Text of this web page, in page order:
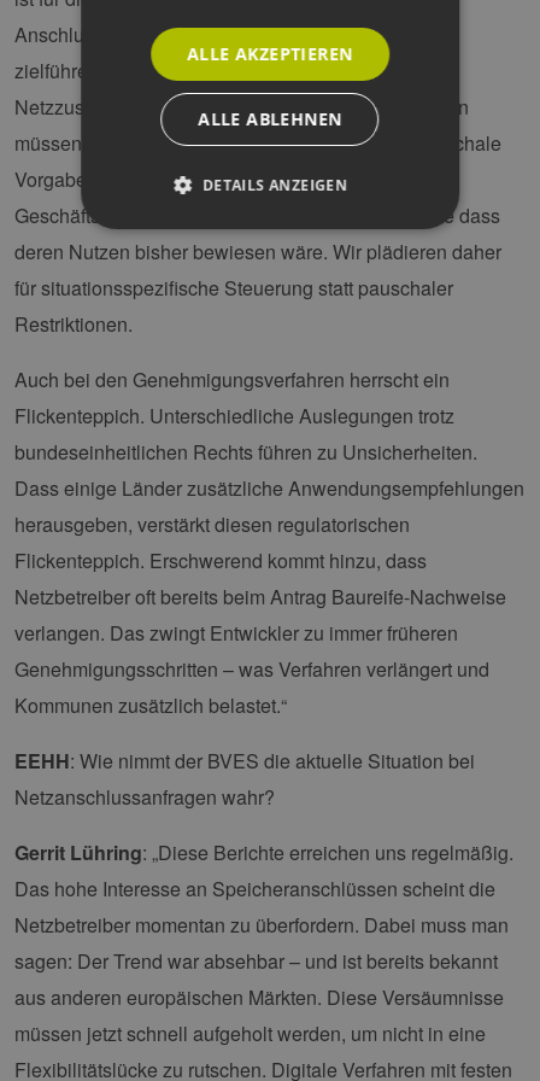
Anschlussgröße. Dynamische Signale wären hier
zielführender: Wer sich verpflichtet, flexibel auf
Netzzustände zu reagieren, sollte keinen BKZ zahlen
müssen. Gleiches gilt für Rampenregelungen: Pauschale
Vorgaben zur Lade- und Entladeleistung können
Geschäftsmodelle erheblich beeinträchtigen – ohne dass
deren Nutzen bisher bewiesen wäre. Wir plädieren daher
für situationsspezifische Steuerung statt pauschaler
Restriktionen.
Auch bei den Genehmigungsverfahren herrscht ein
Flickenteppich. Unterschiedliche Auslegungen trotz
bundeseinheitlichen Rechts führen zu Unsicherheiten.
Dass einige Länder zusätzliche Anwendungsempfehlungen
herausgeben, verstärkt diesen regulatorischen
Flickenteppich. Erschwerend kommt hinzu, dass
Netzbetreiber oft bereits beim Antrag Baureife-Nachweise
verlangen. Das zwingt Entwickler zu immer früheren
Genehmigungsschritten – was Verfahren verlängert und
Kommunen zusätzlich belastet.“
EEHH: Wie nimmt der BVES die aktuelle Situation bei
Netzanschlussanfragen wahr?
Gerrit Lühring: „Diese Berichte erreichen uns regelmäßig.
Das hohe Interesse an Speicheranschlüssen scheint die
Netzbetreiber momentan zu überfordern. Dabei muss man
sagen: Der Trend war absehbar – und ist bereits bekannt
aus anderen europäischen Märkten. Diese Versäumnisse
müssen jetzt schnell aufgeholt werden, um nicht in eine
Flexibilitätslücke zu rutschen. Digitale Verfahren mit festen
ALLE AKZEPTIEREN
ALLE ABLEHNEN
DETAILS ANZEIGEN
Unbedingt erforderlich
wesentliche Kernfunktionen der Website wie die
Benutzeranmeldung und die Kontoverwaltung.
Ohne die unbedingt erforderlichen Cookies
kann die Website nicht ordnungsgemäß
verwendet werden.
Name
Provider /
Ablaufdatum
www.erneuerbare-
hamburg.de
csrf_https-
contao_csrf_token
www.erneuerbare-
energien-
hamburg.de
Sitzung
www.erneuerbare-
Wochen
Google Privacy Policy